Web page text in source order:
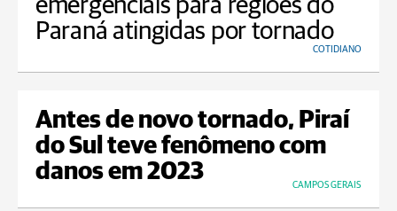
emergenciais para regiões do
Paraná atingidas por tornado
COTIDIANO
Antes de novo tornado, Piraí
do Sul teve fenômeno com
danos em 2023
CAMPOS GERAIS